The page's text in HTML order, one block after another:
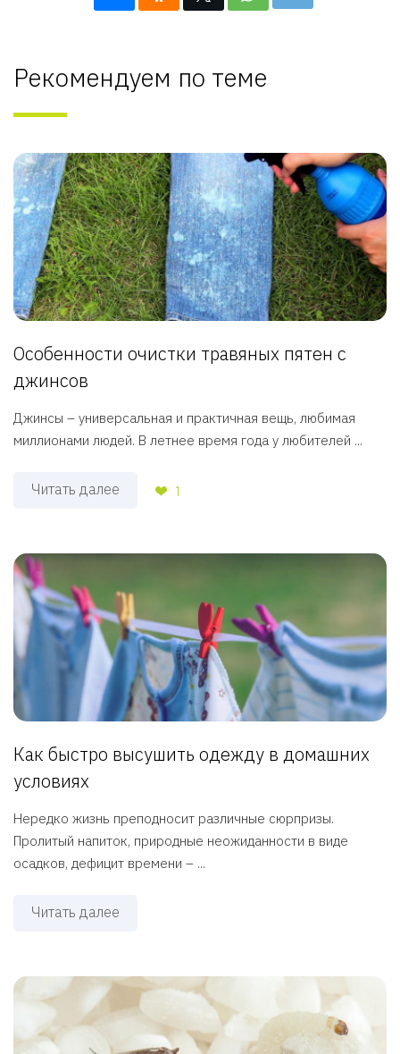
Рекомендуем по теме
Особенности очистки травяных пятен с
джинсов
Джинсы – универсальная и практичная вещь, любимая
миллионами людей. В летнее время года у любителей ...
Читать далее 1
Как быстро высушить одежду в домашних
условиях
Нередко жизнь преподносит различные сюрпризы.
Пролитый напиток, природные неожиданности в виде
осадков, дефицит времени – ...
Читать далее